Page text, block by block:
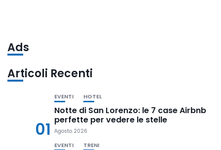
Ads
Articoli Recenti
01
EVENTI HOTEL
Notte di San Lorenzo: le 7 case Airbnb
perfette per vedere le stelle
Agosto 2026
EVENTI TRENI